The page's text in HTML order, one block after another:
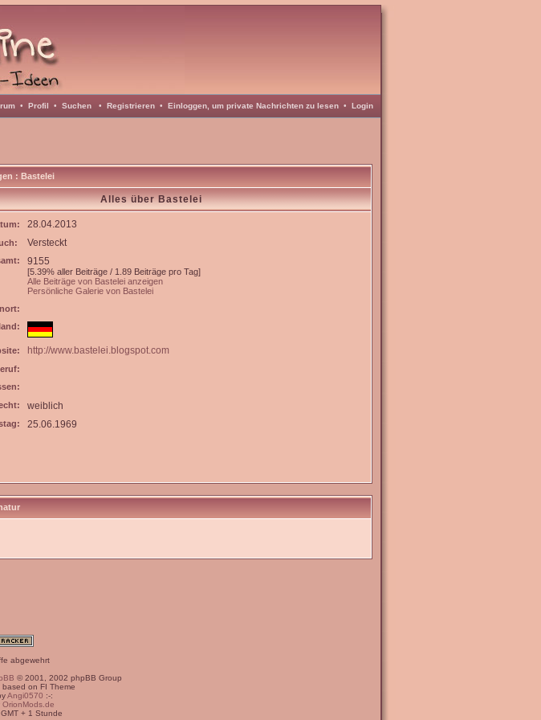
• Profil • Suchen • Registrieren • Einloggen, um private Nachrichten zu lesen • Login
: Bastelei
Alles über Bastelei
28.04.2013
Versteckt
9155
[5.39% aller Beiträge / 1.89 Beiträge pro Tag]
Alle Beiträge von Bastelei anzeigen
Persönliche Galerie von Bastelei
http://www.bastelei.blogspot.com
weiblich
25.06.1969
abgewehrt
© 2001, 2002 phpBB Group
on FI Theme
Angi0570 :-:
OrionMods.de
+ 1 Stunde